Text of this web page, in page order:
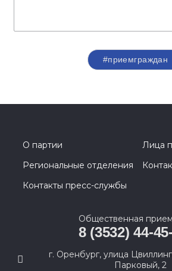
#приемграждан
О партии
Лица
Региональные отделения
Контакты пресс-службы
Общественная
8 (3532) 44-
г. Оренбург, улица
Парковый, 2